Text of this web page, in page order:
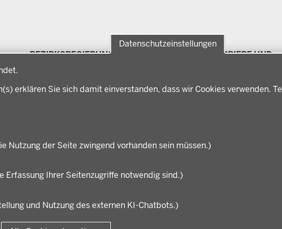
Datenschutzeinstellungen
erklären Sie sich damit einverstanden, dass wir Cookies verwenden.
Nutzung der Seite zwingend vorhanden sein müssen.)
Erfassung Ihrer Seitenzugriffe notwendig sind.)
und Nutzung des externen KI-Chatbots.)
BEZIRKSREGIERUNG
Münster
KARRIERE UND
Ausbildung